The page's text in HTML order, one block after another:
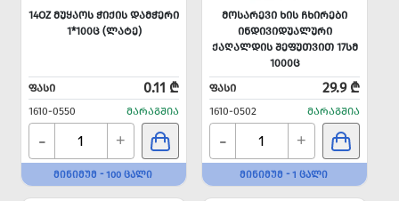
14OZ ᲛᲣᲧᲐᲝᲡ ᲭᲘᲥᲘᲡ ᲓᲐᲛᲭᲔᲠᲘ
1*100Ც (ᲚᲐᲢᲔ)
ᲤᲐᲡᲘ 0.11 ₾
1610-0550 ᲛᲐᲠᲐᲒᲨᲘᲐ
- +
ᲛᲘᲜᲘᲛᲣᲛ - 100 ᲪᲐᲚᲘ
ᲛᲝᲡᲐᲠᲔᲕᲘ ᲮᲘᲡ ᲩᲮᲘᲠᲔᲑᲘ
ᲘᲜᲓᲘᲕᲘᲓᲣᲐᲚᲣᲠᲘ
ᲥᲐᲦᲐᲚᲓᲘᲡ ᲨᲔᲤᲣᲗᲕᲘᲗ 17ᲡᲛ
1000Ც
ᲤᲐᲡᲘ
29.9 ₾
1610-0502 ᲛᲐᲠᲐᲒᲨᲘᲐ
- +
ᲛᲘᲜᲘᲛᲣᲛ - 1 ᲪᲐᲚᲘ